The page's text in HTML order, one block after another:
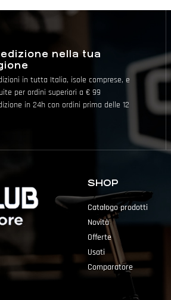
nella tua
in tutta Italia, isole comprese, e
per ordini superiori a € 99
in 24h con ordini prima delle 12
SHOP
Catalogo prodotti
Novità
Offerte
Usati
Comparatore